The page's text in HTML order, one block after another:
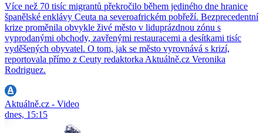
Více než 70 tisíc migrantů překročilo během jediného dne hranice
španělské enklávy Ceuta na severoafrickém pobřeží. Bezprecedentní
krize proměnila obvykle živé město v liduprázdnou zónu s
vyprodanými obchody, zavřenými restauracemi a desítkami tisíc
vyděšených obyvatel. O tom, jak se město vyrovnává s krizí,
reportovala přímo z Ceuty redaktorka Aktuálně.cz Veronika
Rodriguez.
Aktuálně.cz - Video
dnes, 15:15